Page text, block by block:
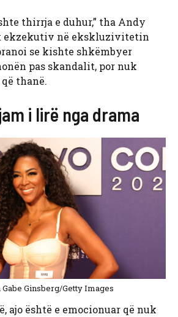
thirrja e duhur,” tha Andy
ekzekutiv në ekskluzivitetin
se kishte shkëmbyer
pas skandalit, por nuk
thanë.
i lirë nga drama
Gabe Ginsberg/Getty Images
ajo është e emocionuar që nuk